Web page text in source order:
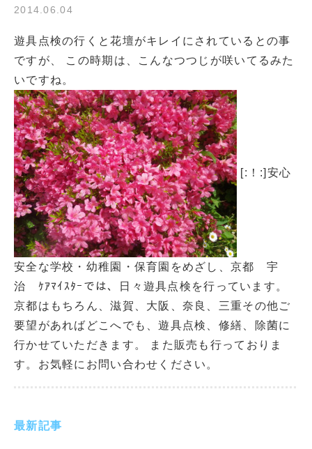
最新記事
2014.06.04
遊具点検の行くと花壇がキレイにされているとの事
ですが、 この時期は、こんなつつじが咲いてるみた
いですね。
[:！:]安心
安全な学校・幼稚園・保育園をめざし、京都 宇
治 ｹｱﾏｲｽﾀｰでは、日々遊具点検を行っています。
京都はもちろん、滋賀、大阪、奈良、三重その他ご
要望があればどこへでも、遊具点検、修繕、除菌に
行かせていただきます。 また販売も行っておりま
す。お気軽にお問い合わせください。